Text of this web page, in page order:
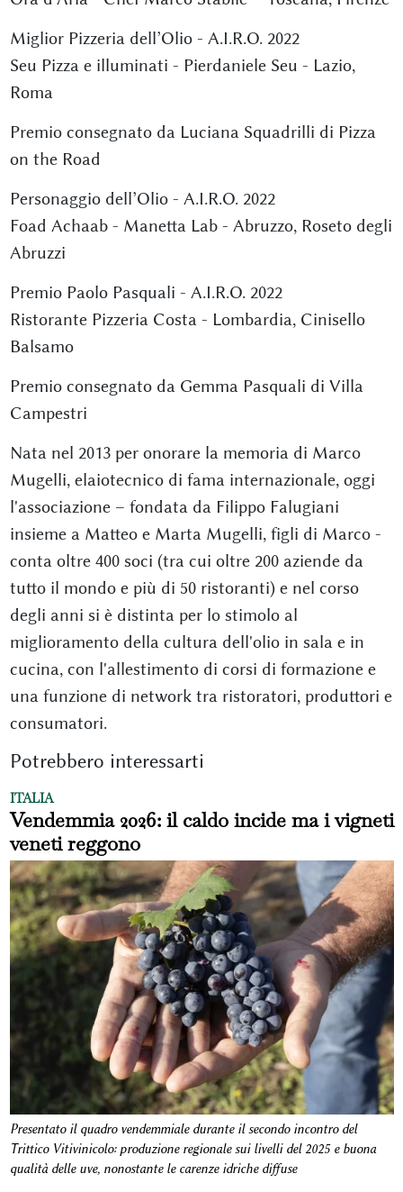
Miglior Pizzeria dell’Olio - A.I.R.O. 2022
Seu Pizza e illuminati - Pierdaniele Seu - Lazio,
Roma
Premio consegnato da Luciana Squadrilli di Pizza
on the Road
Personaggio dell’Olio - A.I.R.O. 2022
Foad Achaab - Manetta Lab - Abruzzo, Roseto degli
Abruzzi
Premio Paolo Pasquali - A.I.R.O. 2022
Ristorante Pizzeria Costa - Lombardia, Cinisello
Balsamo
Premio consegnato da Gemma Pasquali di Villa
Campestri
Nata nel 2013 per onorare la memoria di Marco
Mugelli, elaiotecnico di fama internazionale, oggi
l'associazione – fondata da Filippo Falugiani
insieme a Matteo e Marta Mugelli, figli di Marco -
conta oltre 400 soci (tra cui oltre 200 aziende da
tutto il mondo e più di 50 ristoranti) e nel corso
degli anni si è distinta per lo stimolo al
miglioramento della cultura dell'olio in sala e in
cucina, con l'allestimento di corsi di formazione e
una funzione di network tra ristoratori, produttori e
consumatori.
Potrebbero interessarti
ITALIA
Vendemmia 2026: il caldo incide ma i vigneti
veneti reggono
Presentato il quadro vendemmiale durante il secondo incontro del
Trittico Vitivinicolo: produzione regionale sui livelli del 2025 e buona
qualità delle uve, nonostante le carenze idriche diffuse